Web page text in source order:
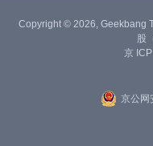
Copyright © 2026, Geekbang
股
京
京公网